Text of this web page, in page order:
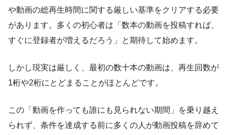
や動画の総再生時間に関する厳しい基準をクリアする必要
があります。多くの初心者は「数本の動画を投稿すれば、
すぐに登録者が増えるだろう」と期待して始めます。
しかし現実は厳しく、最初の数十本の動画は、再生回数が
1桁や2桁にとどまることがほとんどです。
この「動画を作っても誰にも見られない期間」を乗り越え
られず、条件を達成する前に多くの人が動画投稿を辞めて